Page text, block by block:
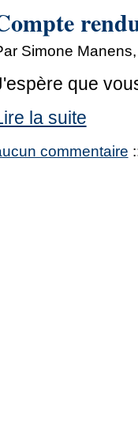
Simone
que
la suite
commentaire